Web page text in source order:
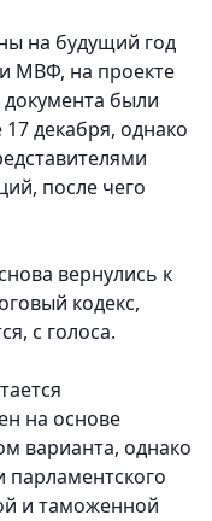
на будущий год
МВФ, на проекте
документа были
декабря, однако
после чего
вернулись к
кодекс,
с голоса.
на основе
варианта, однако
парламентского
и таможенной